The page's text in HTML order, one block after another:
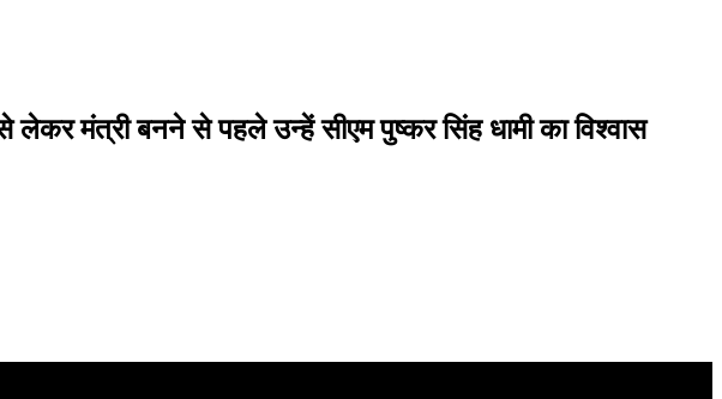
मंत्री बनने से पहले उन्हें सीएम पुष्कर सिंह धामी का विश्वास